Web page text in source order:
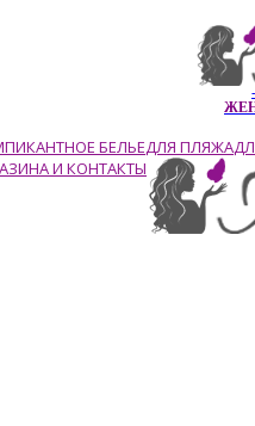
ПИКАНТНОЕ БЕЛЬЕДЛЯ ПЛЯЖА
И КОНТАКТЫ